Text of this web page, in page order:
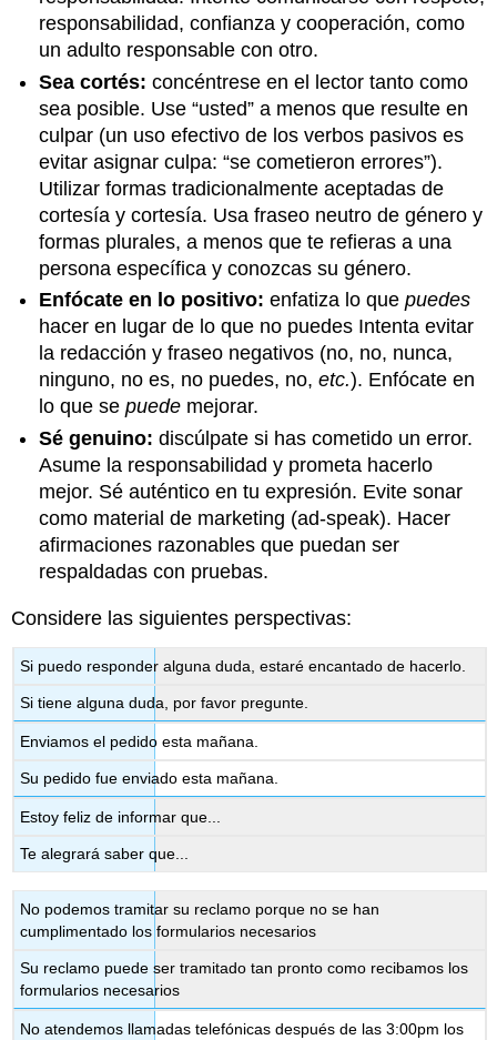
responsabilidad, confianza y cooperación, como
un adulto responsable con otro.
Sea cortés: concéntrese en el lector tanto como
sea posible. Use “usted” a menos que resulte en
culpar (un uso efectivo de los verbos pasivos es
evitar asignar culpa: “se cometieron errores”).
Utilizar formas tradicionalmente aceptadas de
cortesía y cortesía. Usa fraseo neutro de género y
formas plurales, a menos que te refieras a una
persona específica y conozcas su género.
Enfócate en lo positivo: enfatiza lo quepuedes
hacer en lugar de lo que no puedes Intenta evitar
la redacción y fraseo negativos (no, no, nunca,
ninguno, no es, no puedes, no,etc.). Enfócate en
lo que sepuede mejorar.
Sé genuino: discúlpate si has cometido un error.
Asume la responsabilidad y prometa hacerlo
mejor. Sé auténtico en tu expresión. Evite sonar
como material de marketing (ad-speak). Hacer
afirmaciones razonables que puedan ser
respaldadas con pruebas.
Considere las siguientes perspectivas:
Si puedo responder alguna duda, estaré encantado de hacerlo.
Si tiene alguna duda, por favor pregunte.
Enviamos el pedido esta mañana.
Su pedido fue enviado esta mañana.
Estoy feliz de informar que...
Te alegrará saber que...
No podemos tramitar su reclamo porque no se han
cumplimentado los formularios necesarios
Su reclamo puede ser tramitado tan pronto como recibamos los
formularios necesarios
No atendemos llamadas telefónicas después de las 3:00pm los